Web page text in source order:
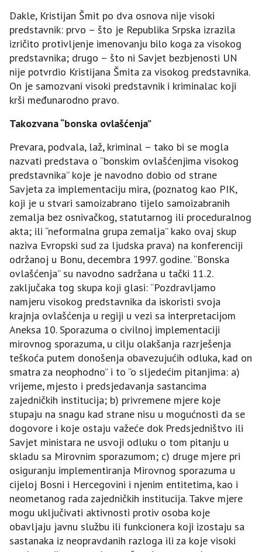
Dakle, Kristijan Šmit po dva osnova nije visoki
predstavnik: prvo – što je Republika Srpska izrazila
izričito protivljenje imenovanju bilo koga za visokog
predstavnika; drugo – što ni Savjet bezbjenosti UN
nije potvrdio Kristijana Šmita za visokog predstavnika.
On je samozvani visoki predstavnik i kriminalac koji
krši međunarodno pravo.
Takozvana “bonska ovlašćenja”
Prevara, podvala, laž, kriminal – tako bi se mogla
nazvati predstava o “bonskim ovlašćenjima visokog
predstavnika” koje je navodno dobio od strane
Savjeta za implementaciju mira, (poznatog kao PIK,
koji je u stvari samoizabrano tijelo samoizabranih
zemalja bez osnivačkog, statutarnog ili proceduralnog
akta; ili “neformalna grupa zemalja” kako ovaj skup
naziva Evropski sud za ljudska prava) na konferenciji
održanoj u Bonu, decembra 1997. godine. “Bonska
ovlašćenja” su navodno sadržana u tački 11.2.
zaključaka tog skupa koji glasi: “Pozdravljamo
namjeru visokog predstavnika da iskoristi svoja
krajnja ovlašćenja u regiji u vezi sa interpretacijom
Aneksa 10. Sporazuma o civilnoj implementaciji
mirovnog sporazuma, u cilju olakšanja razrješenja
teškoća putem donošenja obavezujućih odluka, kad on
smatra za neophodno” i to “o sljedećim pitanjima: a)
vrijeme, mjesto i predsjedavanja sastancima
zajedničkih institucija; b) privremene mjere koje
stupaju na snagu kad strane nisu u mogućnosti da se
dogovore i koje ostaju važeće dok Predsjedništvo ili
Savjet ministara ne usvoji odluku o tom pitanju u
skladu sa Mirovnim sporazumom; c) druge mjere pri
osiguranju implementiranja Mirovnog sporazuma u
cijeloj Bosni i Hercegovini i njenim entitetima, kao i
neometanog rada zajedničkih institucija. Takve mjere
mogu uključivati aktivnosti protiv osoba koje
obavljaju javnu službu ili funkcionera koji izostaju sa
sastanaka iz neopravdanih razloga ili za koje visoki